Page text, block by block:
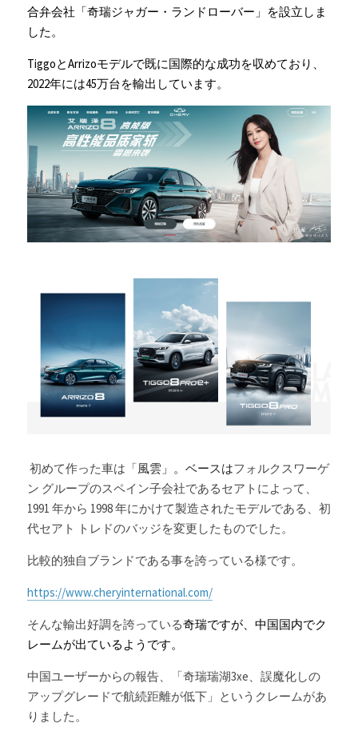
合弁会社「奇瑞ジャガー・ランドローバー」を設立しま
した。
TiggoとArrizoモデルで既に国際的な成功を収めており、
2022年には45万台を輸出しています。
初めて作った車は「風雲」。ベースはフォルクスワーゲ
ン グループのスペイン子会社であるセアトによって、
1991 年から 1998 年にかけて製造されたモデルである、初
代セアト トレドのバッジを変更したものでした。
比較的独自ブランドである事を誇っている様です。
https://www.cheryinternational.com/
そんな輸出好調を誇っている奇瑞ですが、中国国内でク
レームが出ているようです。
中国ユーザーからの報告、「奇瑞瑞湖3xe、誤魔化しの
アップグレードで航続距離が低下」というクレームがあ
りました。